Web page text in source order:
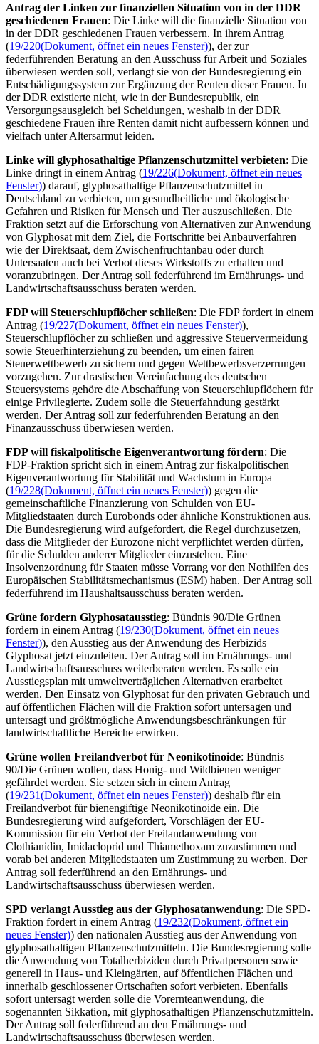
Antrag der Linken zur finanziellen Situation von in der DDR
geschiedenen Frauen: Die Linke will die finanzielle Situation von
in der DDR geschiedenen Frauen verbessern. In ihrem Antrag
(19/220(Dokument, öffnet ein neues Fenster)), der zur
federführenden Beratung an den Ausschuss für Arbeit und Soziales
überwiesen werden soll, verlangt sie von der Bundesregierung ein
Entschädigungssystem zur Ergänzung der Renten dieser Frauen. In
der DDR existierte nicht, wie in der Bundesrepublik, ein
Versorgungsausgleich bei Scheidungen, weshalb in der DDR
geschiedene Frauen ihre Renten damit nicht aufbessern können und
vielfach unter Altersarmut leiden.
Linke will glyphosathaltige Pflanzenschutzmittel verbieten: Die
Linke dringt in einem Antrag (19/226(Dokument, öffnet ein neues
Fenster)) darauf, glyphosathaltige Pflanzenschutzmittel in
Deutschland zu verbieten, um gesundheitliche und ökologische
Gefahren und Risiken für Mensch und Tier auszuschließen. Die
Fraktion setzt auf die Erforschung von Alternativen zur Anwendung
von Glyphosat mit dem Ziel, die Fortschritte bei Anbauverfahren
wie der Direktsaat, dem Zwischenfruchtanbau oder durch
Untersaaten auch bei Verbot dieses Wirkstoffs zu erhalten und
voranzubringen. Der Antrag soll federführend im Ernährungs- und
Landwirtschaftsausschuss beraten werden.
FDP will Steuerschlupflöcher schließen: Die FDP fordert in einem
Antrag (19/227(Dokument, öffnet ein neues Fenster)),
Steuerschlupflöcher zu schließen und aggressive Steuervermeidung
sowie Steuerhinterziehung zu beenden, um einen fairen
Steuerwettbewerb zu sichern und gegen Wettbewerbsverzerrungen
vorzugehen. Zur drastischen Vereinfachung des deutschen
Steuersystems gehöre die Abschaffung von Steuerschlupflöchern für
einige Privilegierte. Zudem solle die Steuerfahndung gestärkt
werden. Der Antrag soll zur federführenden Beratung an den
Finanzausschuss überwiesen werden.
FDP will fiskalpolitische Eigenverantwortung fördern: Die
FDP-Fraktion spricht sich in einem Antrag zur fiskalpolitischen
Eigenverantwortung für Stabilität und Wachstum in Europa
(19/228(Dokument, öffnet ein neues Fenster)) gegen die
gemeinschaftliche Finanzierung von Schulden von EU-
Mitgliedstaaten durch Eurobonds oder ähnliche Konstruktionen aus.
Die Bundesregierung wird aufgefordert, die Regel durchzusetzen,
dass die Mitglieder der Eurozone nicht verpflichtet werden dürfen,
für die Schulden anderer Mitglieder einzustehen. Eine
Insolvenzordnung für Staaten müsse Vorrang vor den Nothilfen des
Europäischen Stabilitätsmechanismus (ESM) haben. Der Antrag soll
federführend im Haushaltsausschuss beraten werden.
Grüne fordern Glyphosatausstieg: Bündnis 90/Die Grünen
fordern in einem Antrag (19/230(Dokument, öffnet ein neues
Fenster)), den Ausstieg aus der Anwendung des Herbizids
Glyphosat jetzt einzuleiten. Der Antrag soll im Ernährungs- und
Landwirtschaftsausschuss weiterberaten werden. Es solle ein
Ausstiegsplan mit umweltverträglichen Alternativen erarbeitet
werden. Den Einsatz von Glyphosat für den privaten Gebrauch und
auf öffentlichen Flächen will die Fraktion sofort untersagen und
untersagt und größtmögliche Anwendungsbeschränkungen für
landwirtschaftliche Bereiche erwirken.
Grüne wollen Freilandverbot für Neonikotinoide: Bündnis
90/Die Grünen wollen, dass Honig- und Wildbienen weniger
gefährdet werden. Sie setzen sich in einem Antrag
(19/231(Dokument, öffnet ein neues Fenster)) deshalb für ein
Freilandverbot für bienengiftige Neonikotinoide ein. Die
Bundesregierung wird aufgefordert, Vorschlägen der EU-
Kommission für ein Verbot der Freilandanwendung von
Clothianidin, Imidacloprid und Thiamethoxam zuzustimmen und
vorab bei anderen Mitgliedstaaten um Zustimmung zu werben. Der
Antrag soll federführend an den Ernährungs- und
Landwirtschaftsausschuss überwiesen werden.
SPD verlangt Ausstieg aus der Glyphosatanwendung: Die SPD-
Fraktion fordert in einem Antrag (19/232(Dokument, öffnet ein
neues Fenster)) den nationalen Ausstieg aus der Anwendung von
glyphosathaltigen Pflanzenschutzmitteln. Die Bundesregierung solle
die Anwendung von Totalherbiziden durch Privatpersonen sowie
generell in Haus- und Kleingärten, auf öffentlichen Flächen und
innerhalb geschlossener Ortschaften sofort verbieten. Ebenfalls
sofort untersagt werden solle die Vorernteanwendung, die
sogenannten Sikkation, mit glyphosathaltigen Pflanzenschutzmitteln.
Der Antrag soll federführend an den Ernährungs- und
Landwirtschaftsausschuss überwiesen werden.